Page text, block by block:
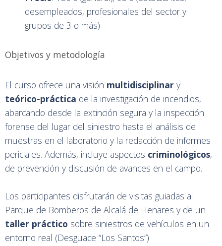
desempleados, profesionales del sector y
grupos de 3 o más)
Objetivos y metodología
El curso ofrece una visión multidisciplinar y
teórico-práctica de la investigación de incendios,
abarcando desde la extinción segura y la inspección
forense del lugar del siniestro hasta el análisis de
muestras en el laboratorio y la redacción de informes
periciales. Además, incluye aspectos criminológicos,
de prevención y discusión de avances en el campo.
Los participantes disfrutarán de visitas guiadas al
Parque de Bomberos de Alcalá de Henares y de un
taller práctico sobre siniestros de vehículos en un
entorno real (Desguace “Los Santos”)